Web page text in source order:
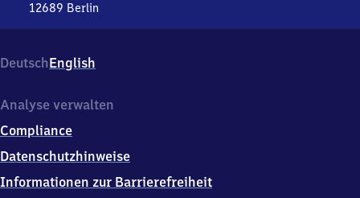
12689 Berlin
Allee,
1
6
9
Berlin
DeutschEnglish
Analyse verwalten
Compliance
Datenschutzhinweise
Informationen zur Barrierefreiheit